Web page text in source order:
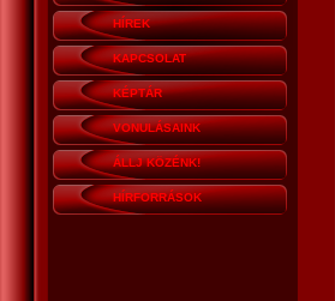
HÍREK
KAPCSOLAT
KÉPTÁR
VONULÁSAINK
ÁLLJ KÖZÉNK!
HÍRFORRÁSOK